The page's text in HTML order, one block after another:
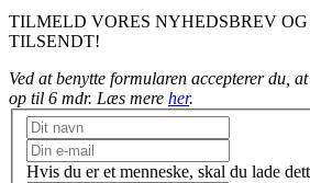
TILMELD VORES NYHEDSBREV
TILSENDT!
Ved at benytte formularen accepterer du,
op til 6 mdr. Læs mere her.
Nyhedsbrev
Hvis du er et menneske, skal du lade